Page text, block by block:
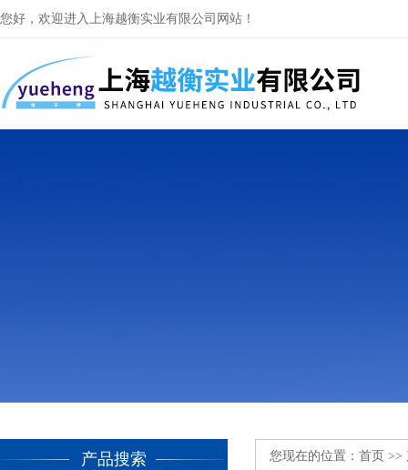
您好，欢迎进入上海越衡实业有限公司网站！
产品搜索 您现在的位置： 首页 >>